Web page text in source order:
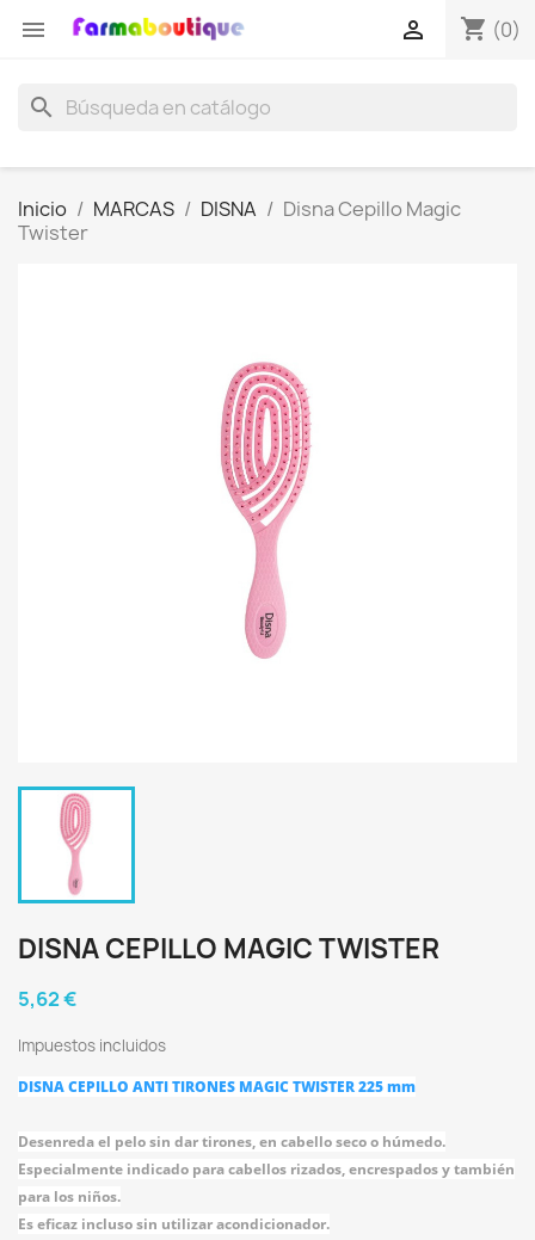
 shopping_cart (0)

search
Inicio MARCAS DISNA
Disna Cepillo Magic
Twister
DISNA CEPILLO MAGIC TWISTER
5,62 €
Impuestos incluidos
DISNA CEPILLO ANTI TIRONES MAGIC TWISTER 225 mm
Desenreda el pelo sin dar tirones, en cabello seco o húmedo.
Especialmente indicado para cabellos rizados, encrespados y también
para los niños.
Es eficaz incluso sin utilizar acondicionador.